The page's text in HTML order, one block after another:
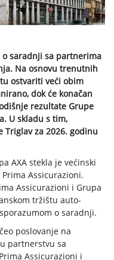
saradnji sa partnerima
Na osnovu trenutnih
ostvariti veći obim
dok će konačan
rezultate Grupe
U skladu s tim,
Triglav za 2026. godinu
AXA stekla je većinski
Assicurazioni.
Assicurazioni i Grupa
tržištu auto-
o saradnji.
poslovanje na
partnerstvu sa
Assicurazioni i